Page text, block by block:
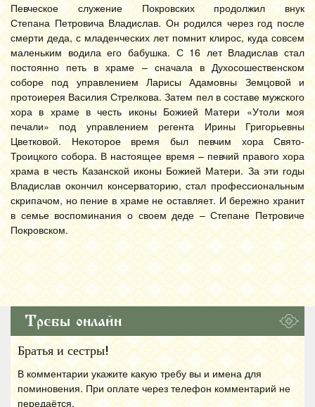
Певческое служение Покровских продолжил внук
Степана Петровича Владислав. Он родился через год после
смерти деда, с младенческих лет помнит клирос, куда совсем
маленьким водила его бабушка. С 16 лет Владислав стал
постоянно петь в храме – сначала в Духосошественском
соборе под управлением Ларисы Адамовны Земцовой и
протоиерея Василия Стрелкова. Затем пел в составе мужского
хора в храме в честь иконы Божией Матери «Утоли моя
печали» под управлением регента Ирины Григорьевны
Цветковой. Некоторое время был певчим хора Свято-
Троицкого собора. В настоящее время – певчий правого хора
храма в честь Казанской иконы Божией Матери. За эти годы
Владислав окончил консерваторию, стал профессиональным
скрипачом, но пение в храме не оставляет. И бережно хранит
в семье воспоминания о своем деде – Степане Петровиче
Покровском.
Требы онлайн
Братья и сестры!
В комментарии укажите какую требу вы и имена для
поминовения. При оплате через телефон комментарий не
передаётся.